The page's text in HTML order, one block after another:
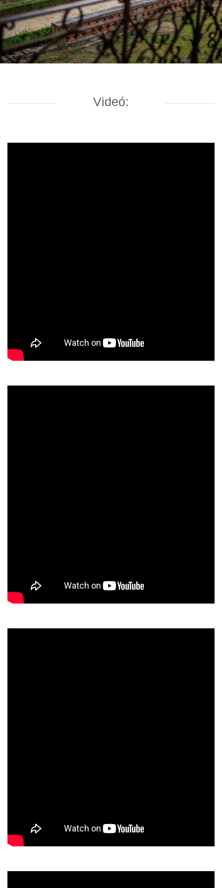
Videó: